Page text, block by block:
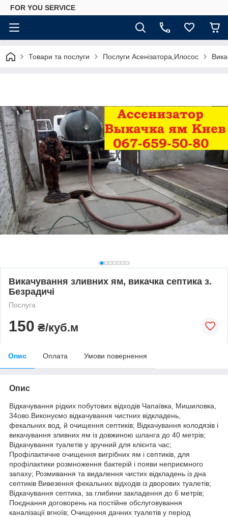
FOR YOU SERVICE
Товари та послуги Послуги Асенізатора,Илосос
Викачування зливних ям, викачка септика з.
Безрадичі
Послуга
150 ₴/куб.м
Опис Оплата Умови повернення
Опис
Відкачування рідких побутових відходів Чапаївка, Мишиловка,
34ово.Виконуємо відкачування чистних відкладень,
фекальних вод, й очищення септиків; Відкачування колодязів і
викачування зливних ям із довжиною шланга до 40 метрів;
Відкачування туалетів у зручний для клієнта час;
Профілактичне очищення вигрібних ям і септиків, для
профілактики розмноження бактерій і появи неприємного
запаху; Розмивання та видалення чистих відкладень із дна
септиків Вивезення фекальних відходів із дворових туалетів;
Відкачування септика, за глибини закладення до 6 метрів;
Поєднання договорень на постійне обслуговування
каналізації вгноїв; Очищення дачних туалетів у період